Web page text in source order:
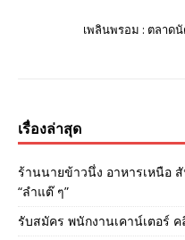
เพลินพรอม : ตลาด
เรื่องล่าสุด
ร้านนายข้าวนึ่ง อาหารเหนือ
“ลำแต๊ ๆ”
รับสมัคร พนักงานเคาน์เตอร์